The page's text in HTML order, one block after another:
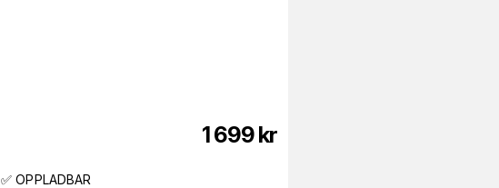
1 699kr
✅ OPPLADBAR